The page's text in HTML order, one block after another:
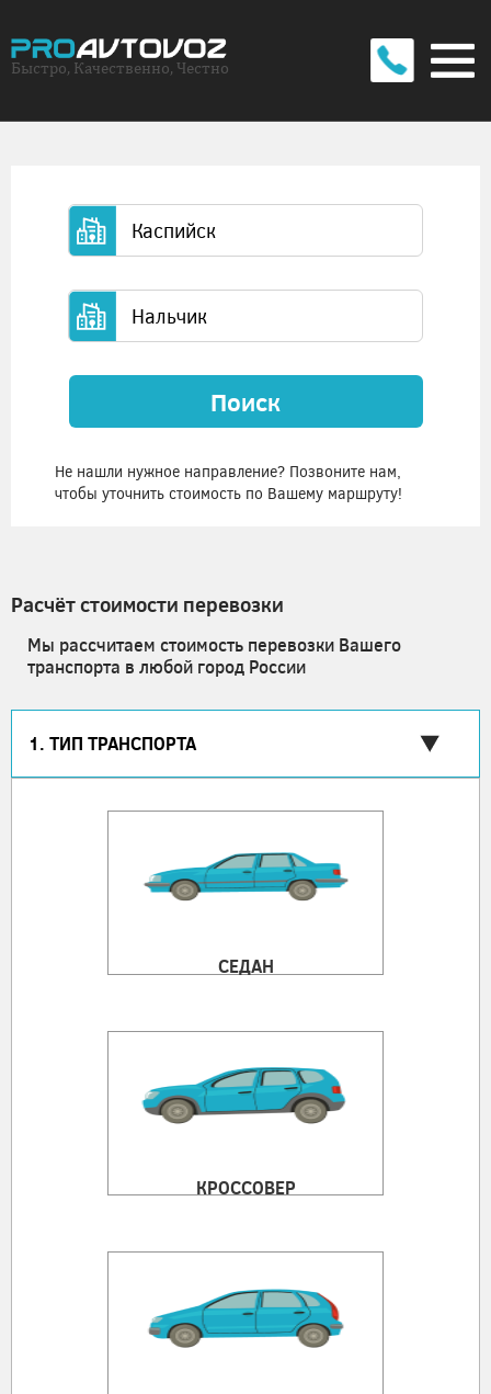
Быстро, Качественно, Честно
Поиск
Не нашли нужное направление? Позвоните нам,
чтобы уточнить стоимость по Вашему маршруту!
Расчёт стоимости перевозки
Мы рассчитаем стоимость перевозки Вашего
транспорта в любой город России
1. ТИП ТРАНСПОРТА
СЕДАН
КРОССОВЕР